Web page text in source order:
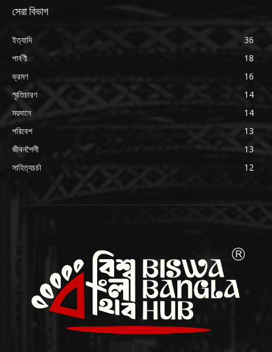
সেরা বিভাগ
ইত্যাদি
36
পার্বণী
18
ভ্রমণ
16
স্মৃতিচারণ
14
ময়দানে
14
পরিবেশ
13
জীবনশৈলী
13
সাহিত্যচর্চা
12